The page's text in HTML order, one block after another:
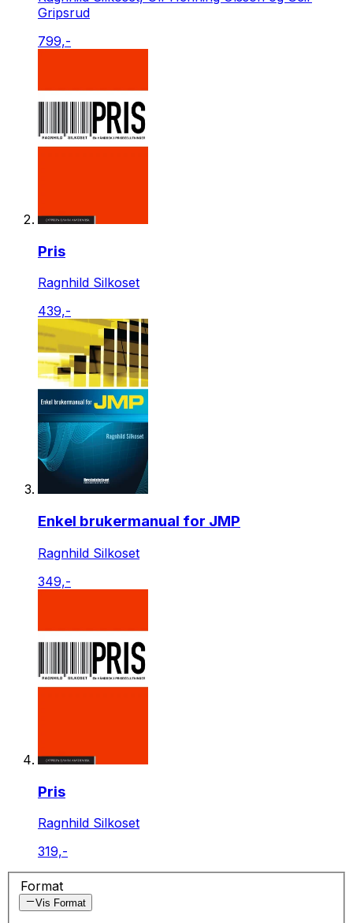
Gripsrud
799,-
Pris
Ragnhild Silkoset
439,-
Enkel brukermanual for JMP
Ragnhild Silkoset
349,-
Pris
Ragnhild Silkoset
319,-
Format
Vis Format